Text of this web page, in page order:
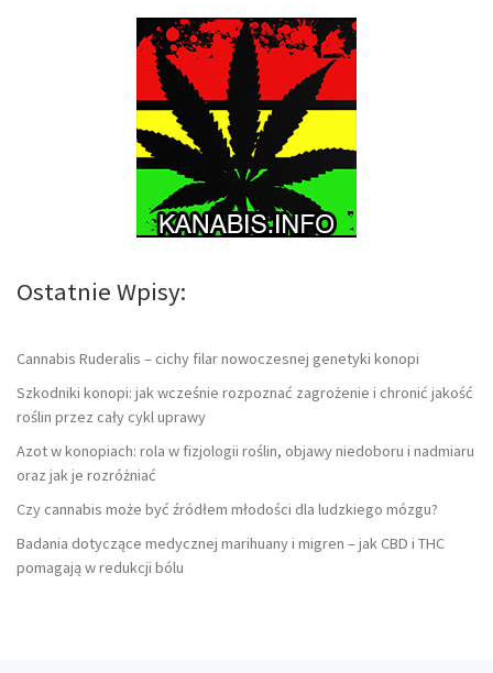
Ostatnie Wpisy:
Cannabis Ruderalis – cichy filar nowoczesnej genetyki konopi
Szkodniki konopi: jak wcześnie rozpoznać zagrożenie i chronić jakość
roślin przez cały cykl uprawy
Azot w konopiach: rola w fizjologii roślin, objawy niedoboru i nadmiaru
oraz jak je rozróżniać
Czy cannabis może być źródłem młodości dla ludzkiego mózgu?
Badania dotyczące medycznej marihuany i migren – jak CBD i THC
pomagają w redukcji bólu